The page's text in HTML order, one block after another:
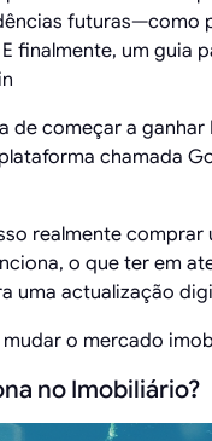
finalmente, um guia
de começar a
chamada
realmente
o que ter em
uma actualização
o mercado
no Imobiliário?